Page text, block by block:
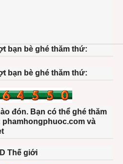
bạn bè ghé thăm thứ:
bạn bè ghé thăm thứ:
đón. Bạn có thể ghé thăm
phamhongphuoc.com và
Thế giới